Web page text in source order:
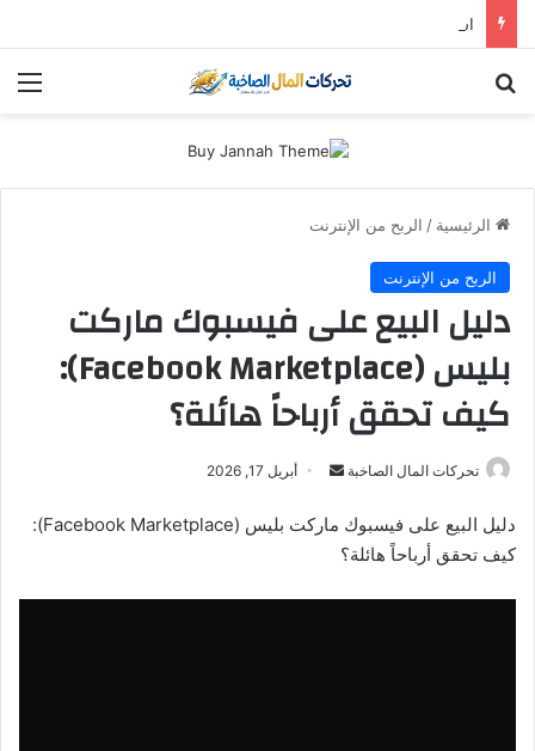
الرئيسية / الربح من الإنترنت
الربح من الإنترنت
دليل البيع على فيسبوك ماركت
بليس (Facebook Marketplace):
كيف تحقق أرباحاً هائلة؟
تحركات المال الصاخبة
أرسل
إلكترونيا
أبريل 17, 2026
دليل البيع على فيسبوك ماركت بليس (Facebook Marketplace):
كيف تحقق أرباحاً هائلة؟